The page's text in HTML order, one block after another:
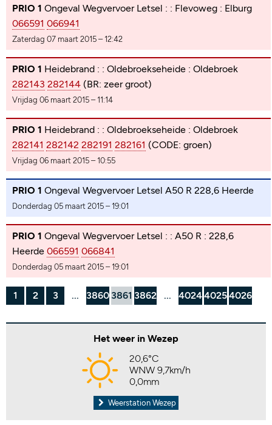
PRIO 1 Ongeval Wegvervoer Letsel : : Flevoweg : Elburg
066591 066941
Zaterdag 07 maart 2015 – 12:42
PRIO 1 Heidebrand : : Oldebroekseheide : Oldebroek
282143 282144 (BR: zeer groot)
Vrijdag 06 maart 2015 – 11:14
PRIO 1 Heidebrand : : Oldebroekseheide : Oldebroek
282141 282142 282191 282161 (CODE: groen)
Vrijdag 06 maart 2015 – 10:55
PRIO 1 Ongeval Wegvervoer Letsel A50 R 228,6 Heerde
Donderdag 05 maart 2015 – 19:01
PRIO 1 Ongeval Wegvervoer Letsel : : A50 R : 228,6
Heerde 066591 066841
Donderdag 05 maart 2015 – 19:01
1 2 3 ... 3860 3861 3862 ... 402440254026
Het weer in Wezep
20,6°C
WNW 9,7km/h
0,0mm
Weerstation Wezep